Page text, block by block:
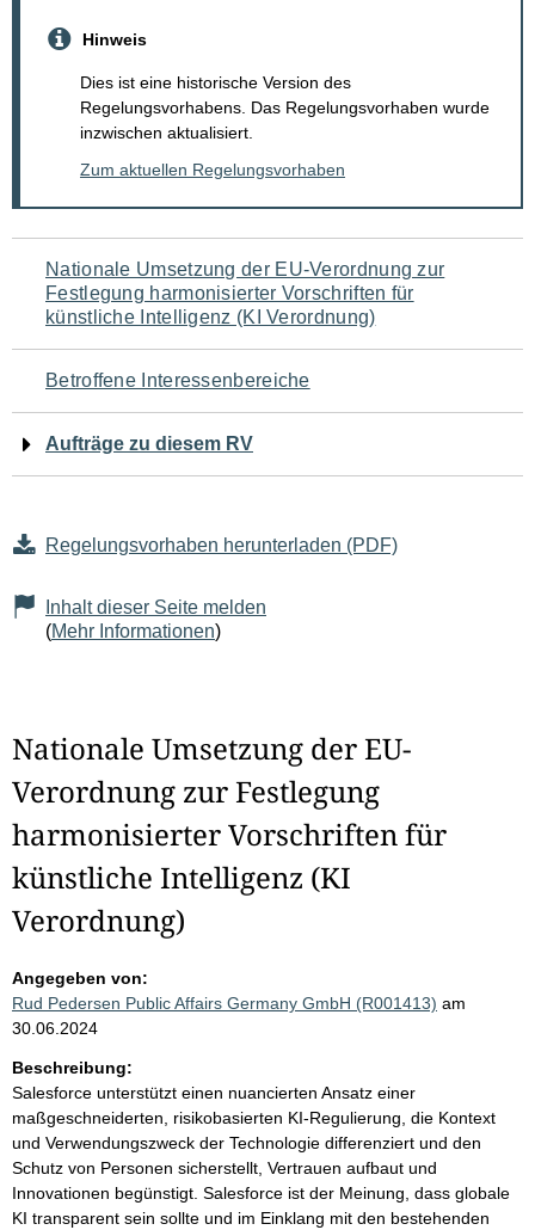
Hinweis
Dies ist eine historische Version des
Regelungsvorhabens. Das Regelungsvorhaben wurde
inzwischen aktualisiert.
Zum aktuellen Regelungsvorhaben
Navigation
für
den
Seiteninhalt
Nationale Umsetzung der EU-Verordnung zur
Festlegung harmonisierter Vorschriften für
künstliche Intelligenz (KI Verordnung)
Betroffene Interessenbereiche
Aufträge zu diesem RV
Regelungsvorhaben herunterladen (PDF)
Inhalt dieser Seite melden
(Mehr Informationen)
Nationale Umsetzung der EU-
Verordnung zur Festlegung
harmonisierter Vorschriften für
künstliche Intelligenz (KI
Verordnung)
Angegeben von:
Rud Pedersen Public Affairs Germany GmbH (R001413) am
30.06.2024
Beschreibung:
Salesforce unterstützt einen nuancierten Ansatz einer
maßgeschneiderten, risikobasierten KI-Regulierung, die Kontext
und Verwendungszweck der Technologie differenziert und den
Schutz von Personen sicherstellt, Vertrauen aufbaut und
Innovationen begünstigt. Salesforce ist der Meinung, dass globale
KI transparent sein sollte und im Einklang mit den bestehenden